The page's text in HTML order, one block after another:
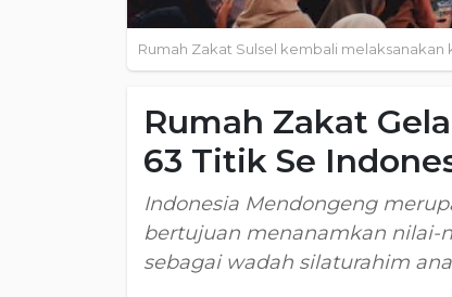
Rumah Zakat Sulsel kembali melaksanakan
Rumah Zakat
63 Titik Se
Indonesia Mendongeng
bertujuan menanamkan nilai-
sebagai wadah silaturahim